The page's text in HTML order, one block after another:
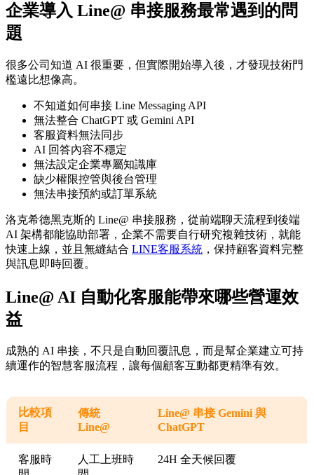
企業導入 Line@ 串接服務最常遇到的問
題
很多公司知道 AI 很重要，但實際開始導入後，才發現技術門
檻遠比想像高。
不知道如何串接 Line Messaging API
無法整合 ChatGPT 或 Gemini API
客服資料無法同步
AI 回答內容不穩定
無法設定企業專屬知識庫
缺少權限控管與後台管理
無法串接預約或訂單系統
洛克希德黑克斯的 Line@ 串接服務，從前端聊天流程到後端
AI 架構都能協助部署，企業不需要自行研究複雜技術，就能
快速上線，並且無縫結合 LINE客服系統 ，保持顧客資料完整
與訊息即時回覆。
Line@ AI 自動化客服能帶來哪些營運效
益
成熟的 AI 串接，不只是自動回覆訊息，而是幫企業建立可持
續運作的智慧客服流程，讓每個顧客互動都更精準有效。
比較項
目
傳統
Line@
Line@ 串接 Gemini 與
ChatGPT
客服時
人工上班時
24H 全天候回覆